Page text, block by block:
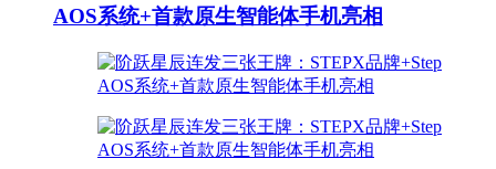
AOS系统+首款原生智能体手机亮相